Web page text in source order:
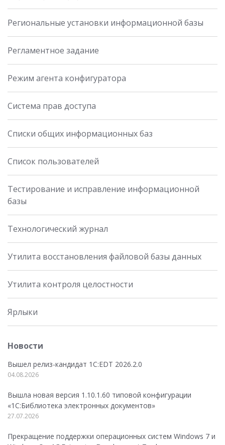
Региональные установки информационной базы
Регламентное задание
Режим агента конфигуратора
Система прав доступа
Списки общих информационных баз
Список пользователей
Тестирование и исправление информационной
базы
Технологический журнал
Утилита восстановления файловой базы данных
Утилита контроля целостности
Ярлыки
Новости
Вышел релиз-кандидат 1C:EDT 2026.2.0
04.08.2026
Вышла новая версия 1.10.1.60 типовой конфигурации
«1С:Библиотека электронных документов»
27.07.2026
Прекращение поддержки операционных систем Windows 7 и